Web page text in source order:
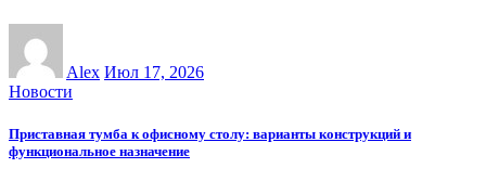
Alex Июл 17, 2026
Новости
Приставная тумба к офисному столу: варианты конструкций и
функциональное назначение